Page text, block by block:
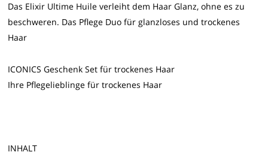
Das Elixir Ultime Huile verleiht dem Haar Glanz, ohne es zu
beschweren. Das Pflege Duo für glanzloses und trockenes
Haar
ICONICS Geschenk Set für trockenes Haar
Ihre Pflegelieblinge für trockenes Haar
INHALT